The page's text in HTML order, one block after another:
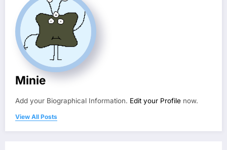
Minie
Add your Biographical Information. Edit your Profile now.
View All Posts